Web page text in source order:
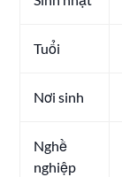
Tuổi
Nơi sinh
Nghề
nghiệp